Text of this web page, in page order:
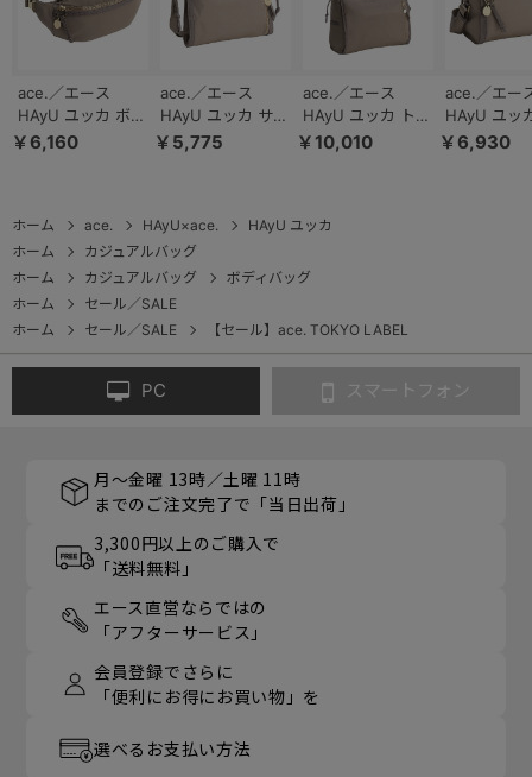
ace.／エース
HAyU ユッカ ボデ
ィバッグ 17834
￥6,160
ace.／エース
HAyU ユッカ サコ
ッシュショルダー
￥5,775
ace.／エース
HAyU ユッカ トー
トバッグ 17838
￥10,010
ace.／エー
HAyU ユッ
ルダーバッ
￥6,930
ホーム ace. HAyU×ace.
HAyU ユッカ
ホーム
カジュアルバッグ
ホーム
カジュアルバッグ
ボディバッグ
ホーム
セール／SALE
ホーム
セール／SALE 【セール】ace. TOKYO LABEL
PC スマートフォン
月～金曜 13時／土曜 11時
までのご注文完了で「当日出荷」
3,300円以上のご購入で
「送料無料」
エース直営ならではの
「アフターサービス」
会員登録でさらに
「便利にお得にお買い物」を
選べるお支払い方法